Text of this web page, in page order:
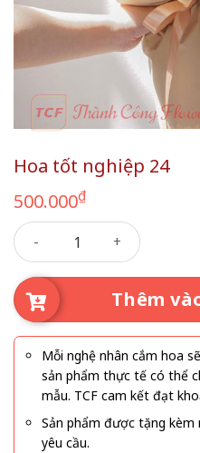
Hoa tốt nghiệp 24
500.000₫
Hoa tốt nghiệp 24 số lượng
Thêm
Mỗi nghệ nhân cắm hoa
sản phẩm thực tế có thể
mẫu. TCF cam kết đạt
Sản phẩm được tặng
yêu cầu.